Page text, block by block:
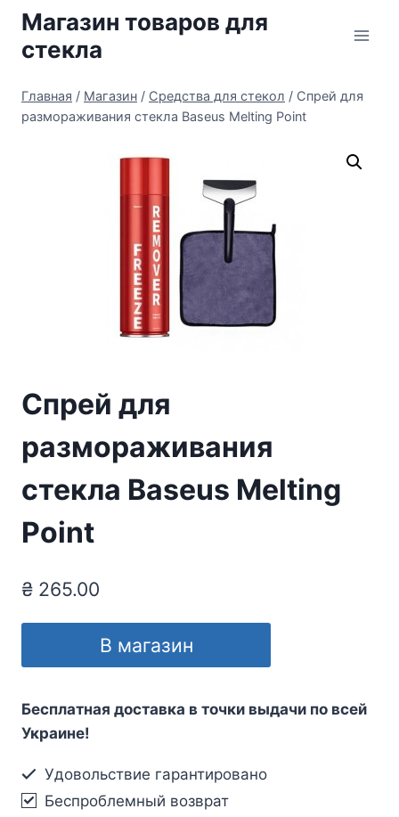
Перейти
содержимому
Магазин товаров для
стекла
Главная / Магазин / Средства для стекол / Спрей для
размораживания стекла Baseus Melting Point
Спрей для
размораживания
стекла Baseus Melting
Point
₴ 265.00
В магазин
Бесплатная доставка в точки выдачи по всей
Украине!
Удовольствие гарантировано
Беспроблемный возврат